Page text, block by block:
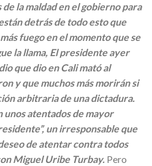
la maldad en el gobierno para
detrás de todo esto que
fuego en el momento que se
la llama, El presidente ayer
que dio en Cali mató al
y que muchos más morirán si
arbitraria de una dictadura.
unos atentados de mayor
un irresponsable que
de atentar contra todos
Miguel Uribe Turbay. Pero